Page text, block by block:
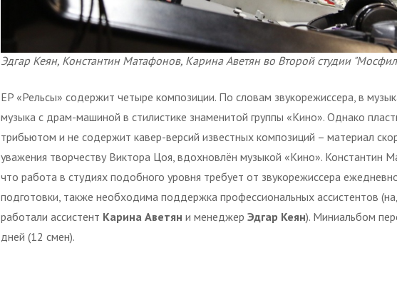
Эдгар Кеян, Константин Матафонов, Карина Аветян во Второй студии
EP «Рельсы» содержит четыре композиции. По словам звукорежиссера, в
музыка с драм-машиной в стилистике знаменитой группы «Кино». Однако
трибьютом и не содержит кавер-версий известных композиций – материал
уважения творчеству Виктора Цоя, вдохновлён музыкой «Кино». Константин
что работа в студиях подобного уровня требует от звукорежиссера
подготовки, также необходима поддержка профессиональных ассистентов
работали ассистент Карина Аветян и менеджер Эдгар Кеян). Миниальбом
дней (12 смен).